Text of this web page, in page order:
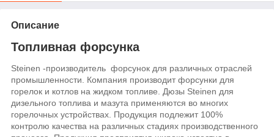
Описание
Топливная форсунка
Steinen -производитель форсунок для различных отраслей
промышленности. Компания производит форсунки для
горелок и котлов на жидком топливе. Дюзы Steinen для
дизельного топлива и мазута применяются во многих
горелочных устройствах. Продукция подлежит 100%
контролю качества на различных стадиях производственного